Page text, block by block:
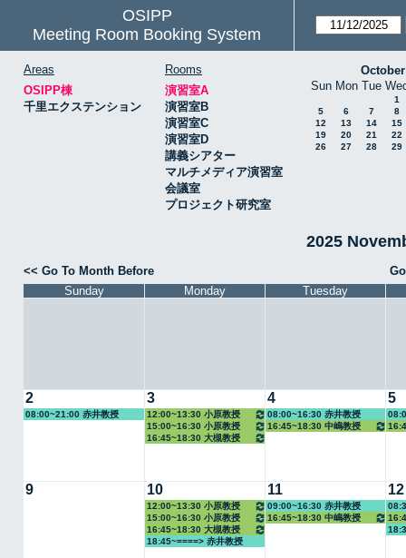
OSIPP
Meeting Room Booking System
Areas
OSIPP棟
千里エクステンション
Rooms
演習室A
演習室B
演習室C
演習室D
講義シアター
マルチメディア演習室
会議室
プロジェクト研究室
Sun Mon Tue
1
5
6 7
8
12
13 14
15
19
20 21
22
26
27 28 29
2025
<< Go To Month Before
Sunday
Monday Tuesday
2
08:00~21:00 赤井教授
3
12:00~13:30 小原教授
15:00~16:30 小原教授
16:45~18:30 大槻教授
4
08:00~16:30 赤井教授
16:45~18:30 中嶋教授
5
9 10
12:00~13:30 小原教授
15:00~16:30 小原教授
16:45~18:30 大槻教授
18:45~====> 赤井教授
11
09:00~16:30 赤井教授
16:45~18:30 中嶋教授
12
教授